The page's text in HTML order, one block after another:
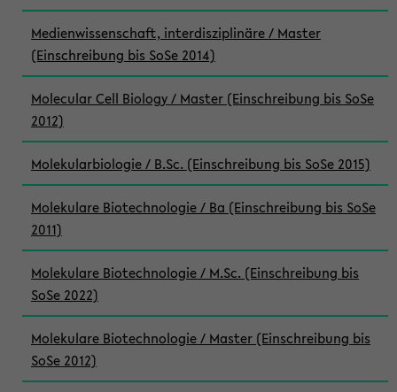
Medienwissenschaft, interdisziplinäre / Master
(Einschreibung bis SoSe 2014)
Molecular Cell Biology / Master (Einschreibung bis SoSe
2012)
Molekularbiologie / B.Sc. (Einschreibung bis SoSe 2015)
Molekulare Biotechnologie / Ba (Einschreibung bis SoSe
2011)
Molekulare Biotechnologie / M.Sc. (Einschreibung bis
SoSe 2022)
Molekulare Biotechnologie / Master (Einschreibung bis
SoSe 2012)